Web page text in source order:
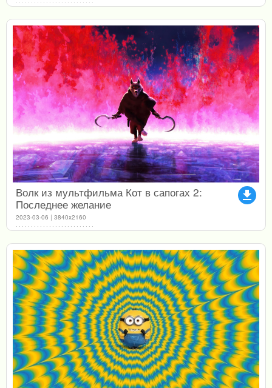
file_download
Волк из мультфильма Кот в сапогах 2:
Последнее желание
2023-03-06 | 3840x2160